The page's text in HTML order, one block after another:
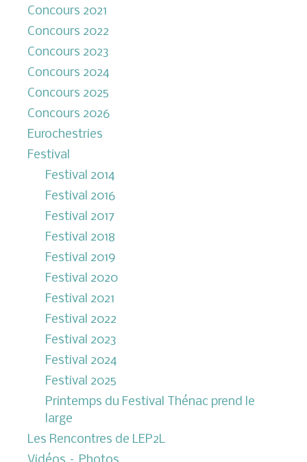
Concours 2021
Concours 2022
Concours 2023
Concours 2024
Concours 2025
Concours 2026
Eurochestries
Festival
Festival 2014
Festival 2016
Festival 2017
Festival 2018
Festival 2019
Festival 2020
Festival 2021
Festival 2022
Festival 2023
Festival 2024
Festival 2025
Printemps du Festival Thénac prend le
large
Les Rencontres de LEP2L